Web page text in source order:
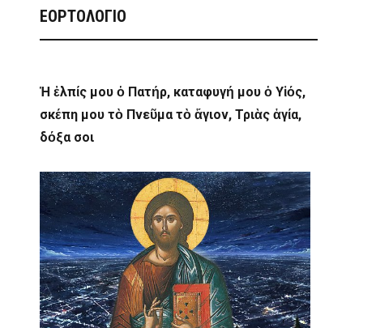
ΕΟΡΤΟΛΟΓΙΟ
Ἡ ἐλπίς μου ὁ Πατήρ, καταφυγή μου ὁ Υἱός,
σκέπη μου τὸ Πνεῦμα τὸ ἅγιον, Τριὰς ἁγία,
δόξα σοι